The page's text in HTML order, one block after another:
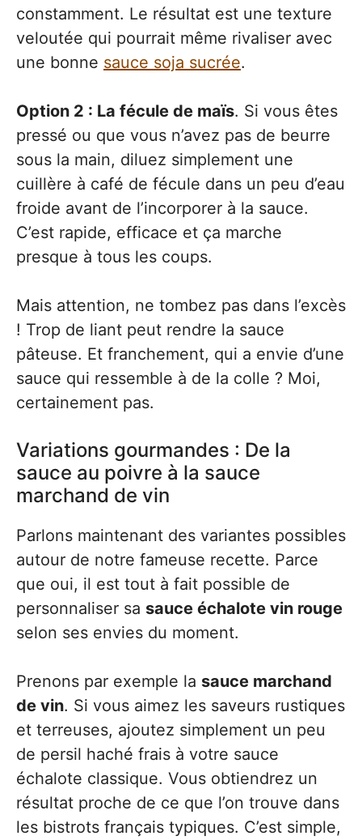
constamment. Le résultat est une texture
veloutée qui pourrait même rivaliser avec
une bonne sauce soja sucrée.
Option 2 : La fécule de maïs. Si vous êtes
pressé ou que vous n’avez pas de beurre
sous la main, diluez simplement une
cuillère à café de fécule dans un peu d’eau
froide avant de l’incorporer à la sauce.
C’est rapide, efficace et ça marche
presque à tous les coups.
Mais attention, ne tombez pas dans l’excès
! Trop de liant peut rendre la sauce
pâteuse. Et franchement, qui a envie d’une
sauce qui ressemble à de la colle ? Moi,
certainement pas.
Variations gourmandes : De la
sauce au poivre à la sauce
marchand de vin
Parlons maintenant des variantes possibles
autour de notre fameuse recette. Parce
que oui, il est tout à fait possible de
personnaliser sa sauce échalote vin rouge
selon ses envies du moment.
Prenons par exemple la sauce marchand
de vin. Si vous aimez les saveurs rustiques
et terreuses, ajoutez simplement un peu
de persil haché frais à votre sauce
échalote classique. Vous obtiendrez un
résultat proche de ce que l’on trouve dans
les bistrots français typiques. C’est simple,